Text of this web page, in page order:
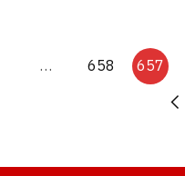
657
658
…